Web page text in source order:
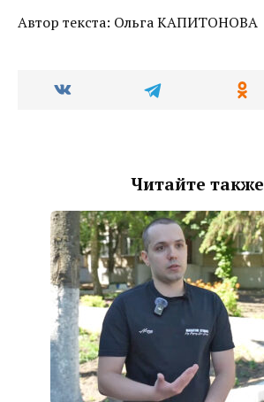
Автор текста: Ольга КАПИТОНОВА
Читайте также